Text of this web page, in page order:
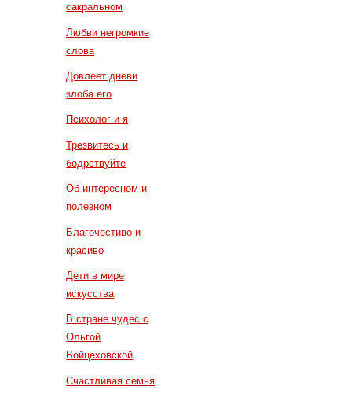
сакральном
Любви негромкие
слова
Довлеет дневи
злоба его
Психолог и я
Трезвитесь и
бодрствуйте
Об интересном и
полезном
Благочестиво и
красиво
Дети в мире
искусства
В стране чудес с
Ольгой
Войцеховской
Счастливая семья